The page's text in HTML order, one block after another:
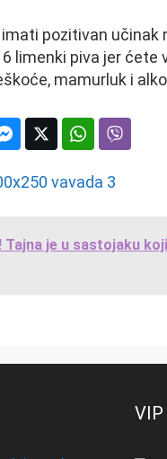
pozitivan učinak
limenki piva jer
mamurluk i
je u sastojaku
VIP